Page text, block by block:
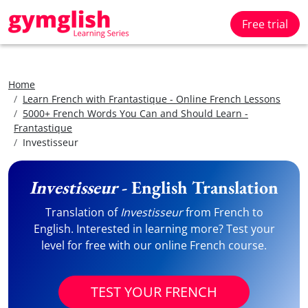
Free trial
Home
Learn French with Frantastique - Online French Lessons
5000+ French Words You Can and Should Learn -
Frantastique
Investisseur
Investisseur- English Translation
Translation ofInvestisseurfrom French to
English. Interested in learning more? Test your
level for free with our online French course.
TEST YOUR FRENCH